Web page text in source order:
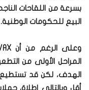
البيع للحكومات الوطنية.
المراحل الأولى من
الهدف، لكن قد
أقل وبالتالي إطلاق